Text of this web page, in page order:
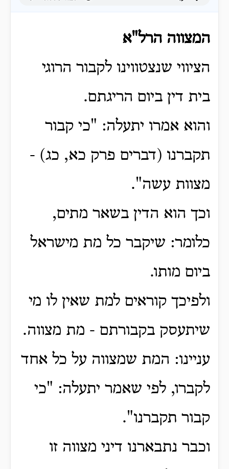
המצווה הרל"א
הציווי שנצטווינו לקבור הרוגי
בית דין ביום הריגתם.
והוא אמרו יתעלה: "כי קבור
תקברנו (דברים פרק כא, כג) -
מצוות עשה".
וכך הוא הדין בשאר מתים,
כלומר: שיקבר כל מת מישראל
ביום מותו.
ולפיכך קוראים למת שאין לו מי
שיתעסק בקבורתם - מת מצווה.
עניינו: המת שמצווה על כל אחד
לקברו, לפי שאמר יתעלה: "כי
קבור תקברנו".
וכבר נתבארנו דיני מצווה זו